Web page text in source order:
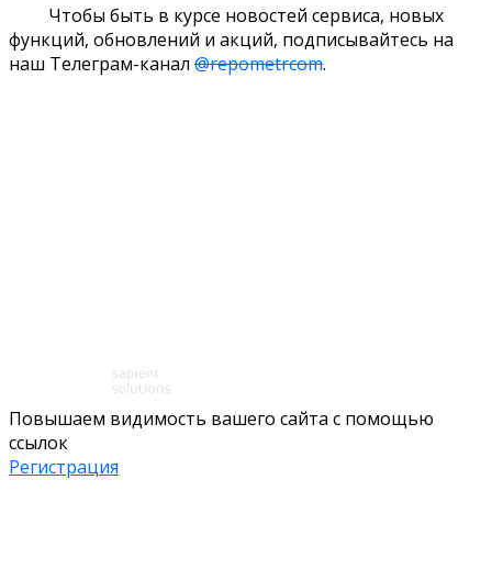
Чтобы быть в курсе новостей сервиса, новых
функций, обновлений и акций, подписывайтесь на
наш Телеграм-канал @repometrcom.
Повышаем видимость вашего сайта с помощью
ссылок
Регистрация